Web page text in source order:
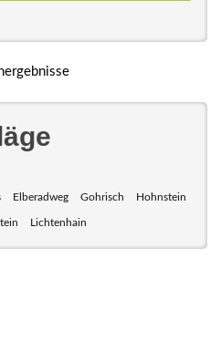
Elberadweg Gohrisch Hohnstein
Lichtenhain